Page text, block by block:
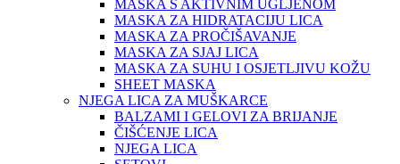
MASKA S AKTIVNIM UGLJENOM
MASKA ZA HIDRATACIJU LICA
MASKA ZA PROČIŠAVANJE
MASKA ZA SJAJ LICA
MASKA ZA SUHU I OSJETLJIVU KOŽU
SHEET MASKA
NJEGA LICA ZA MUŠKARCE
BALZAMI I GELOVI ZA BRIJANJE
ČIŠĆENJE LICA
NJEGA LICA